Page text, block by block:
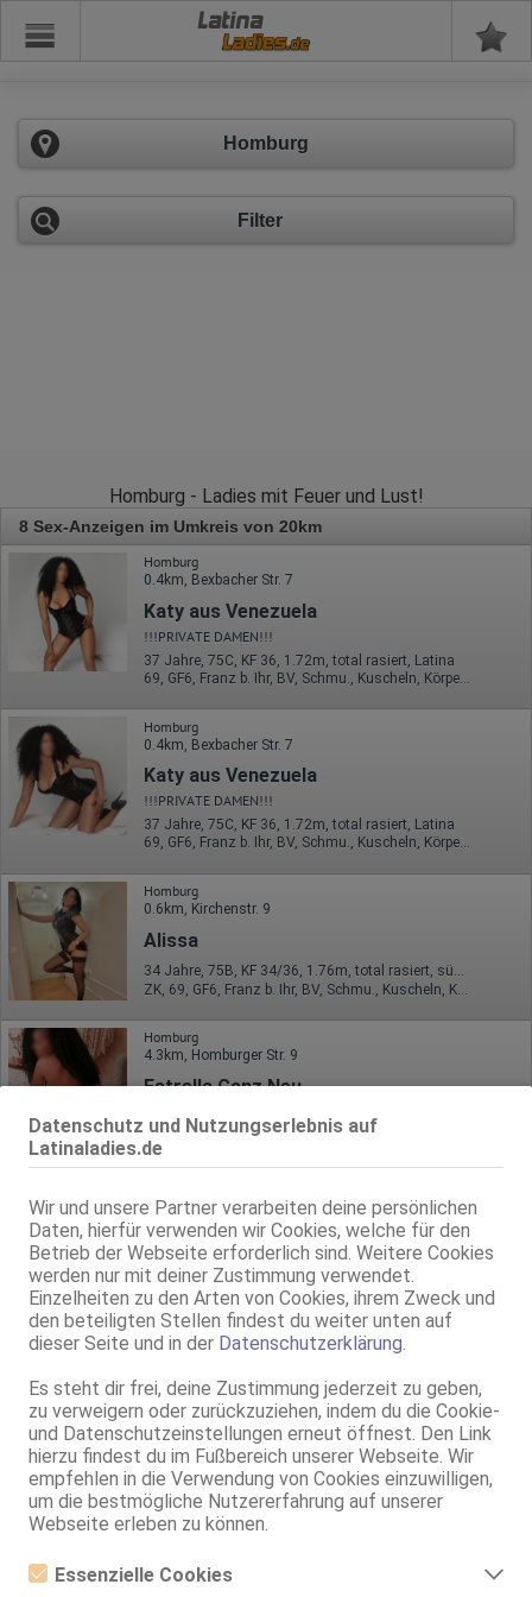
Datenschutz und Nutzungserlebnis auf
Latinaladies.de
Wir und unsere Partner verarbeiten deine persönlichen
Daten, hierfür verwenden wir Cookies, welche für den
Betrieb der Webseite erforderlich sind. Weitere Cookies
werden nur mit deiner Zustimmung verwendet.
Einzelheiten zu den Arten von Cookies, ihrem Zweck und
den beteiligten Stellen findest du weiter unten auf
dieser Seite und in der Datenschutzerklärung
Es steht dir frei, deine Zustimmung jederzeit zu geben,
zu verweigern oder zurückzuziehen, indem du die Cookie-
und Datenschutzeinstellungen erneut öffnest. Den Link
hierzu findest du im Fußbereich unserer Webseite. Wir
empfehlen in die Verwendung von Cookies einzuwilligen,
um die bestmögliche Nutzererfahrung auf unserer
Webseite erleben zu können.
Essenzielle Cookies
Latina
Homburg
Filter
Homburg - Ladies mit Feuer und Lust!
8 Sex-Anzeigen im Umkreis von 20km
Homburg
0.4km, Bexbacher Str. 7
Katy aus Venezuela
!!!PRIVATE DAMEN!!!
37 Jahre, 75C, KF 36, 1.72m, total rasiert, Latina
69, GF6, Franz b. Ihr, BV, Schmu., Kuscheln, Körperküs., EL
Homburg
0.4km, Bexbacher Str. 7
Katy aus Venezuela
!!!PRIVATE DAMEN!!!
37 Jahre, 75C, KF 36, 1.72m, total rasiert, Latina
69, GF6, Franz b. Ihr, BV, Schmu., Kuscheln, Körperküs., EL
Homburg
0.6km, Kirchenstr. 9
Alissa
34 Jahre, 75B, KF 34/36, 1.76m, total rasiert, südländisch
Homburg
4.3km, Homburger Str. 9
Estrella Ganz Neu
27 Jahre, 75B, KF 34, 1.55m, total rasiert, Latina
4.3km, Homburger Str. 9
Anais - Haus und Hotelbesuche
80C, KF 36/38, 1.68m, total rasiert, südländisch
Homburg
4.3km, Homburger Str. 9
Valentina
85C, KF 34/36, 1.65m, 65 kg, total rasiert, Latina
Franz b. Ihr, BV, Schmu., Kuscheln, Körperküs., EL, Mast., Baden / Duschen
Neunkirchen
11.5km, Haydnstr. 11
Larisa
36 Jahre, 75B, KF 38, 1.63m, total rasiert, Latina